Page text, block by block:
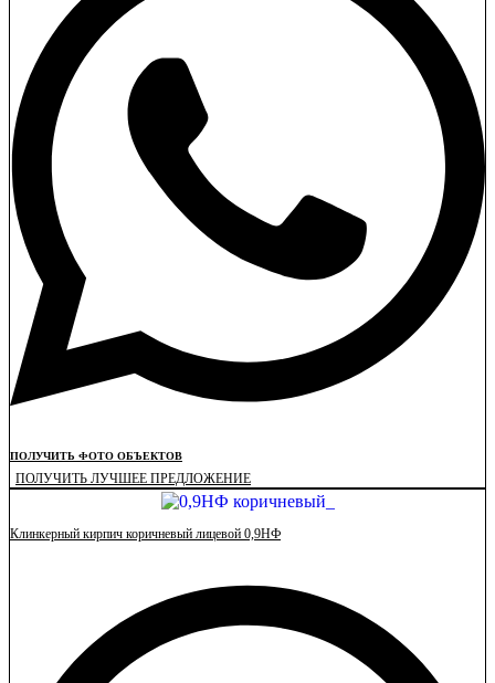
ПОЛУЧИТЬ ФОТО ОБЪЕКТОВ
ПОЛУЧИТЬ ЛУЧШЕЕ ПРЕДЛОЖЕНИЕ
Клинкерный кирпич коричневый лицевой 0,9НФ